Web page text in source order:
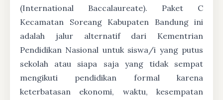
(International Baccalaureate). Paket C
Kecamatan Soreang Kabupaten Bandung ini
adalah jalur alternatif dari Kementrian
Pendidikan Nasional untuk siswa/i yang putus
sekolah atau siapa saja yang tidak sempat
mengikuti pendidikan formal karena
keterbatasan ekonomi, waktu, kesempatan